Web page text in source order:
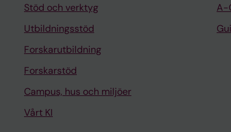
Stöd och verktyg
Utbildningsstöd
Forskarutbildning
Forskarstöd
Campus, hus och miljöer
Vårt KI
A-